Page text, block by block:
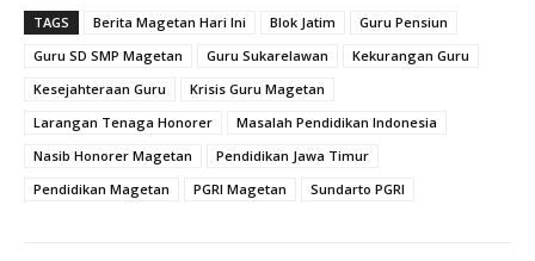
TAGS Berita Magetan Hari Ini Blok Jatim
Guru Pensiun
Guru SD SMP Magetan
Guru Sukarelawan
Kekurangan Guru
Kesejahteraan Guru
Krisis Guru Magetan
Larangan Tenaga Honorer
Masalah Pendidikan Indonesia
Nasib Honorer Magetan
Pendidikan Jawa Timur
Pendidikan Magetan
PGRI Magetan Sundarto PGRI